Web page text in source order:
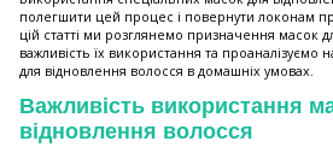
полегшити цей процес і повернути локонам
цій статті ми розглянемо призначення масок
важливість їх використання та проаналізуємо
для відновлення волосся в домашніх умовах.
Важливість використання
відновлення волосся